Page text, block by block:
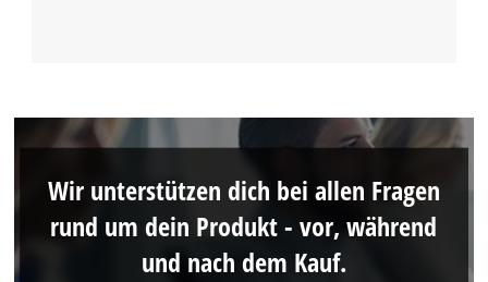
Wir unterstützen dich bei allen Fragen
rund um dein Produkt - vor, während
und nach dem Kauf.